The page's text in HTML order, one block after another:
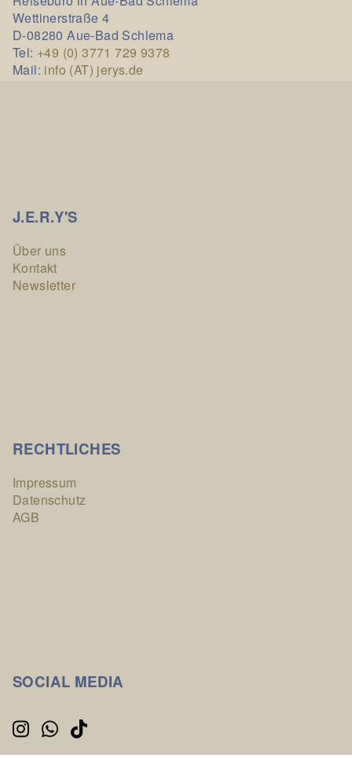
Wettinerstraße 4
D-08280 Aue-Bad Schlema
Tel: +49 (0) 3771 729 9378
Mail: info (AT) jerys.de
J.E.R.Y'S
Über uns
Kontakt
Newsletter
RECHTLICHES
Impressum
Datenschutz
AGB
SOCIAL MEDIA